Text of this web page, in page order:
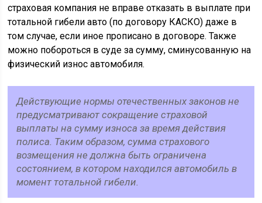
страховая компания не вправе отказать в выплате при
тотальной гибели авто (по договору КАСКО) даже в
том случае, если иное прописано в договоре. Также
можно побороться в суде за сумму, сминусованную на
физический износ автомобиля.
Действующие нормы отечественных законов не
предусматривают сокращение страховой
выплаты на сумму износа за время действия
полиса. Таким образом, сумма страхового
возмещения не должна быть ограничена
состоянием, в котором находился автомобиль в
момент тотальной гибели.